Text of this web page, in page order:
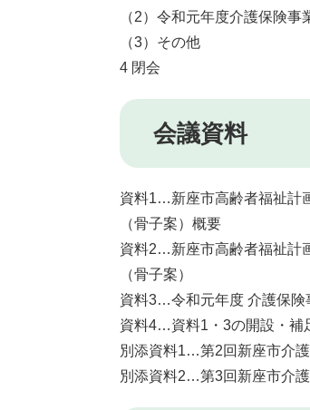
（2）令和元年度介護保険
（3）その他
4 閉会
会議資料
資料1…新座市高齢者福祉計
（骨子案）概要
資料2…新座市高齢者福祉計
（骨子案）
資料3…令和元年度 介護保険
資料4…資料1・3の開設・補
別添資料1…第2回新座市介
別添資料2…第3回新座市介